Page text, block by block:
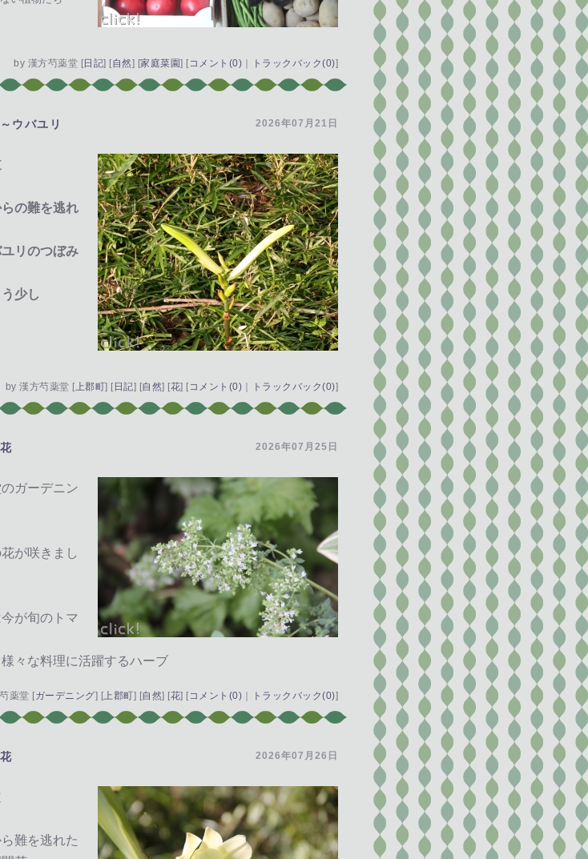
by 漢方芍薬堂 [日記] [自然] [家庭菜園] [ コメント(0) トラックバック(0)]
ウバユリ 2026年07月21日
の難を逃れ
リのつぼみ
少し
by 漢方芍薬堂 [上郡町] [ 日記] [自然] [花] [ コメント(0) トラックバック(0)]
2026年07月25日
ガーデニン
が咲きまし
が旬のトマ
々な料理に活躍するハーブ
薬堂 [ガーデニング] [上郡町] [自然] [花] [ コメント(0) トラックバック(0)]
2026年07月26日
難を逃れた